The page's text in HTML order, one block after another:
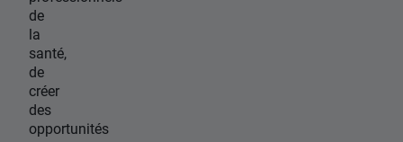
de
la
santé,
de
créer
des
opportunités